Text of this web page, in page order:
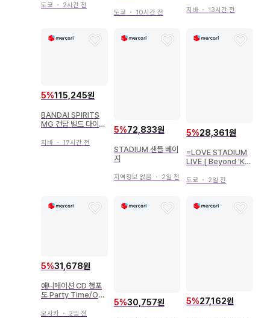
도쿄 ・ 2시간 전
도쿄 ・ 10시간 전 지바 ・ 13시간 전
5%115,245원
BANDAI SPIRITS
MG 건담 빌드 다이버
ne 캠퍼 슈베아
지바 ・ 17시간 전
5%72,833원
STADIUM 샌들 베이
지
지역정보 없음 ・ 2일 전
5%28,361원
=LOVE STADIUM
LIVE [ Beyond 'KY
비주얼 의상 히키
도쿄 ・ 2일 전
5%31,678원
애니메이션 CD 청포
도 Party Time/OV
vs Genius10
오사카 ・ 2일 전
5%30,757원 5%27,162원